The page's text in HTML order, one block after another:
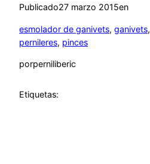
Publicado27 marzo 2015en
esmolador de ganivets, ganivets,
pernileres, pinces
porperniliberic
Etiquetas: